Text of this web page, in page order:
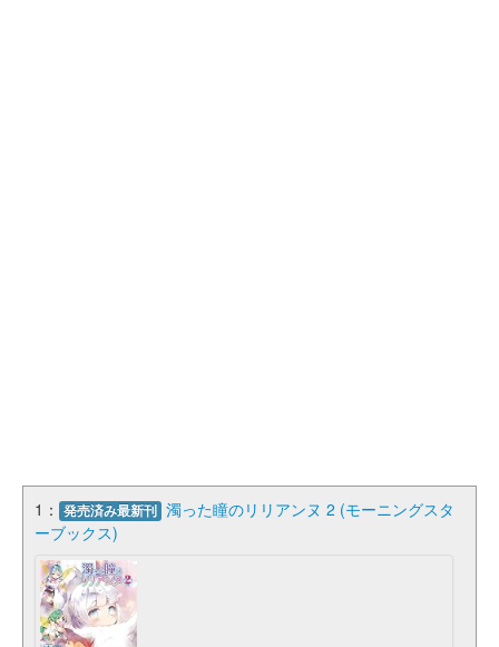
1： 発売済み最新刊 濁った瞳のリリアンヌ 2 (モーニングスタ
ーブックス)